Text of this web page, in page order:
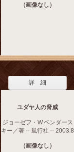
（画像なし）
詳 細
ユダヤ人の脅威
ジョーゼフ・W.ベンダース
キー／著 -- 風行社 -- 2003.8
（画像なし）